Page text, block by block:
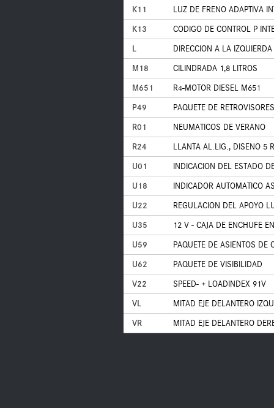
K11
LUZ DE FRENO ADAPTIVA
K13
CODIGO DE CONTROL P
L
DIRECCION A LA IZQUIERDA
M18
CILINDRADA 1,8 LITROS
M651
R4-MOTOR DIESEL M651
P49
PAQUETE DE RETROVISORES
R01
NEUMATICOS DE VERANO
R24
LLANTA AL.LIG., DISENO 5
U01
INDICACION DEL ESTADO
U18
INDICADOR AUTOMATICO
U22
REGULACION DEL APOYO
U35
12 V - CAJA DE ENCHUFE
U59
PAQUETE DE ASIENTOS DE
U62
PAQUETE DE VISIBILIDAD
V22
SPEED- + LOADINDEX 91V
VL
MITAD EJE DELANTERO
VR
MITAD EJE DELANTERO